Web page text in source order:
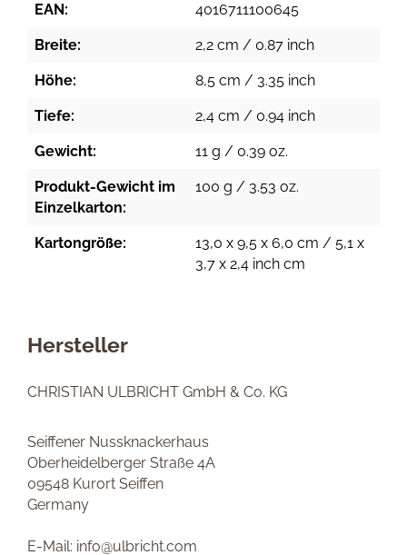
EAN: 4016711100645
Breite: 2,2 cm / 0.87 inch
Höhe: 8,5 cm / 3.35 inch
Tiefe: 2,4 cm / 0.94 inch
Gewicht: 11 g / 0.39 oz.
Produkt-Gewicht im
Einzelkarton:
100 g / 3.53 oz.
Kartongröße:
13,0 x 9,5 x 6,0 cm / 5,1 x
3,7 x 2,4 inch cm
Hersteller
CHRISTIAN ULBRICHT GmbH & Co. KG
Seiffener Nussknackerhaus
Oberheidelberger Straße 4A
09548 Kurort Seiffen
Germany
E-Mail: info@ulbricht.com